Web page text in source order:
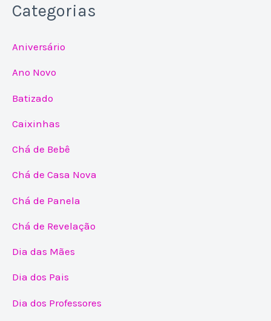
Categorias
Aniversário
Ano Novo
Batizado
Caixinhas
Chá de Bebê
Chá de Casa Nova
Chá de Panela
Chá de Revelação
Dia das Mães
Dia dos Pais
Dia dos Professores